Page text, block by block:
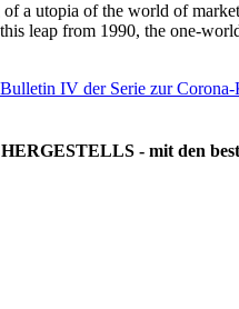
a utopia of the world of
leap from 1990, the one-
IV der Serie zur Corona-
- mit den